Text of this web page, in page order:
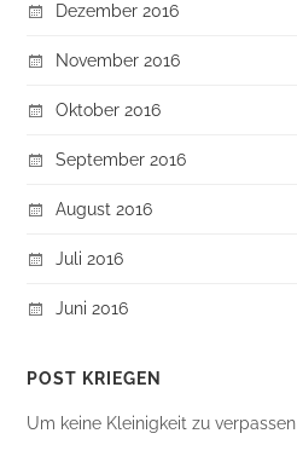
Dezember 2016
November 2016
Oktober 2016
September 2016
August 2016
Juli 2016
Juni 2016
POST KRIEGEN
Um keine Kleinigkeit zu verpassen